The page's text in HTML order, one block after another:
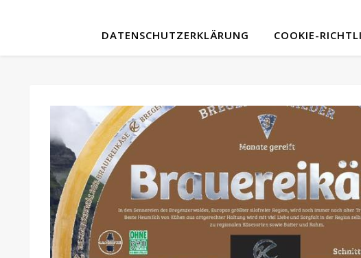
DATENSCHUTZERKLÄRUNG COOKIE-